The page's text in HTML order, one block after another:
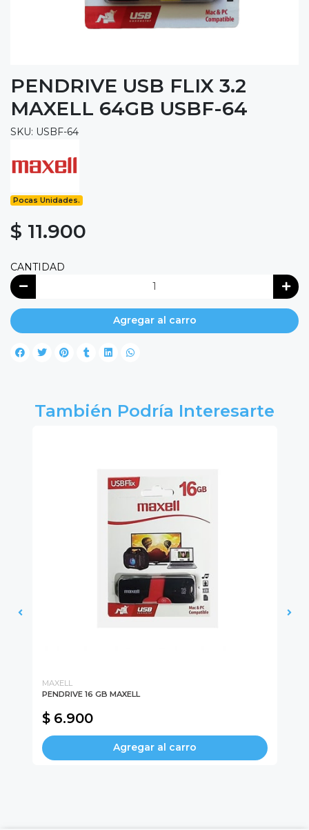
PENDRIVE USB FLIX 3.2
MAXELL 64GB USBF-64
SKU: USBF-64
Pocas Unidades.
$ 11.900
CANTIDAD
Agregar al carro
También Podría Interesarte
MAXELL
PENDRIVE 16 GB MAXELL
$ 6.900
Agregar al carro